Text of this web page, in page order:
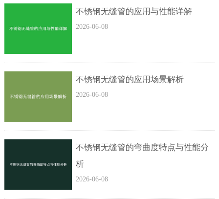
不锈钢无缝管的应用与性能详解
2026-06-08
不锈钢无缝管的应用场景解析
2026-06-08
不锈钢无缝管的弯曲度特点与性能分
析
2026-06-08